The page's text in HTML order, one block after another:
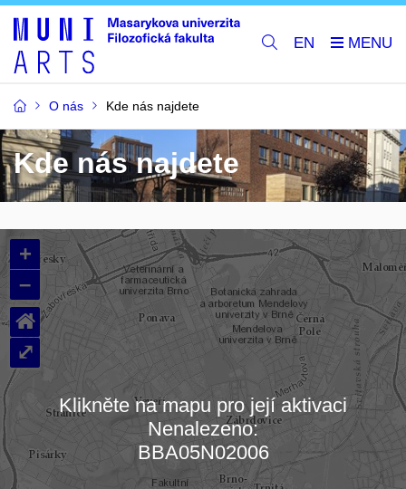
EN
O nás Kde nás najdete
Kde nás najdete
Načítám mapu…
+
–
⌂
⤢
Klikněte na mapu pro její aktivaci
Nenalezeno:
BBA05N02006